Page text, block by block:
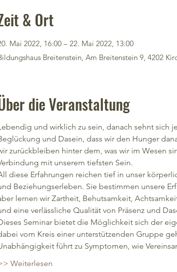
& Ort
Mai 2022, 16:00 – 22. Mai 2022, 13:00
Breitenstein, Am Breitenstein 9, 4202
die Veranstaltung
und wirklich zu sein, danach sehnt sich
und Dasein, dass wir den Hunger
zurückbleiben hinter dem, was wir im Wesen
mit unserem tiefsten Sein.
diese Erfahrungen reichen tief in unser
Beziehungserleben. Sie bestimmen unsere
lernen wir Zartheit, Behutsamkeit,
eine verlässliche Qualität von Präsenz und
Seminar bietet die Möglichkeit sich der
vom Kreis einer unterstützenden Gruppe
führt zu Symptomen, wie
Weiterlesen